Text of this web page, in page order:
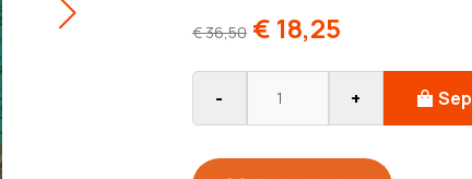
€36,50 € 18,25
- +